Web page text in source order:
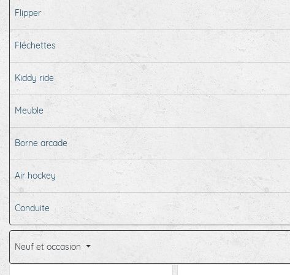
Flipper
Fléchettes
Kiddy ride
Meuble
Borne arcade
Air hockey
Conduite
Neuf et occasion